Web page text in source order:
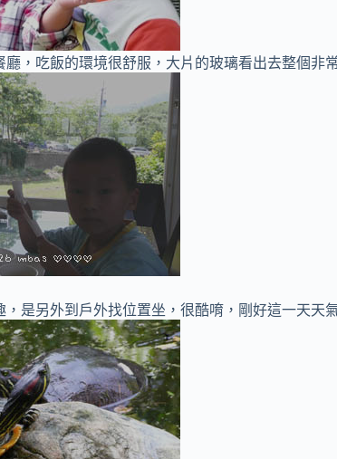
廳，吃飯的環境很舒服，大片的玻璃看出去整個非
，是另外到戶外找位置坐，很酷唷，剛好這一天